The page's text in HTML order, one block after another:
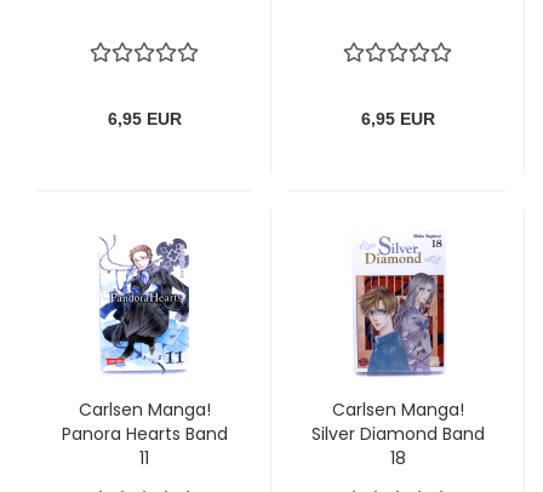
6,95 EUR 6,95 EUR
Carlsen Manga!
Panora Hearts Band
11
Carlsen Manga!
Silver Diamond Band
18